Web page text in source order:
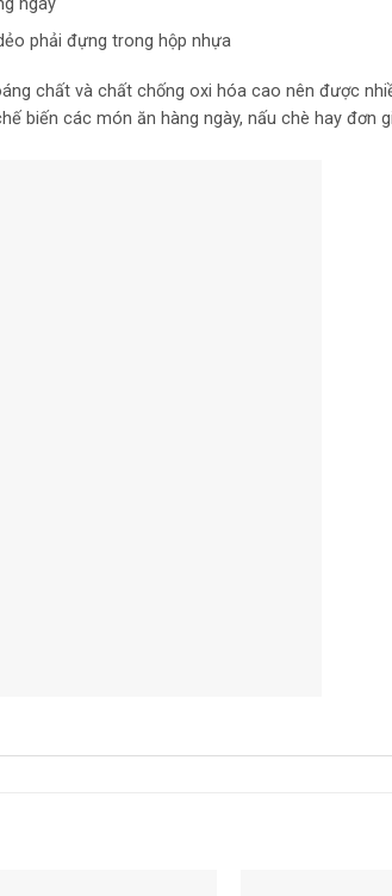
phải đựng trong hộp nhựa
chất và chất chống oxi hóa cao nên được
biến các món ăn hàng ngày, nấu chè hay đơn